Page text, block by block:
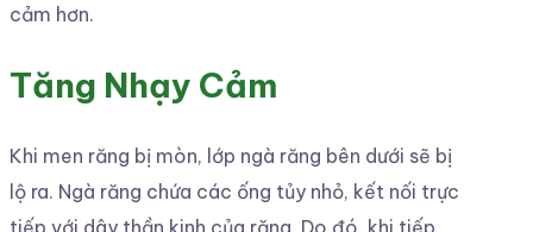
cảm hơn.
Tăng Nhạy Cảm
Khi men răng bị mòn, lớp ngà răng bên dưới sẽ bị
lộ ra. Ngà răng chứa các ống tủy nhỏ, kết nối trực
tiếp với dây thần kinh của răng. Do đó, khi tiếp